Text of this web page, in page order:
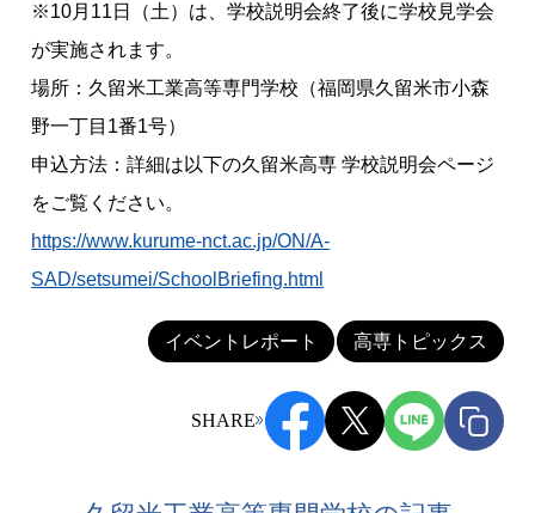
※10月11日（土）は、学校説明会終了後に学校見学会
が実施されます。
場所：久留米工業高等専門学校（福岡県久留米市小森
野一丁目1番1号）
申込方法：詳細は以下の久留米高専 学校説明会ページ
をご覧ください。
https://www.kurume-nct.ac.jp/ON/A-
SAD/setsumei/SchoolBriefing.html
イベントレポート 高専トピックス
SHARE